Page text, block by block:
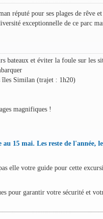
réputé pour ses plages de rêve et
exceptionnelle de ce parc
bateaux et éviter la foule sur les
îles Similan (trajet : 1h20)
magnifiques !
15 mai. Les reste de l'année,
elle votre guide pour cette
pour garantir votre sécurité et